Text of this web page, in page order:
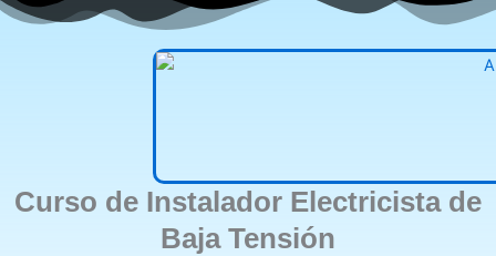
Curso de Instalador Electricista de
Baja Tensión